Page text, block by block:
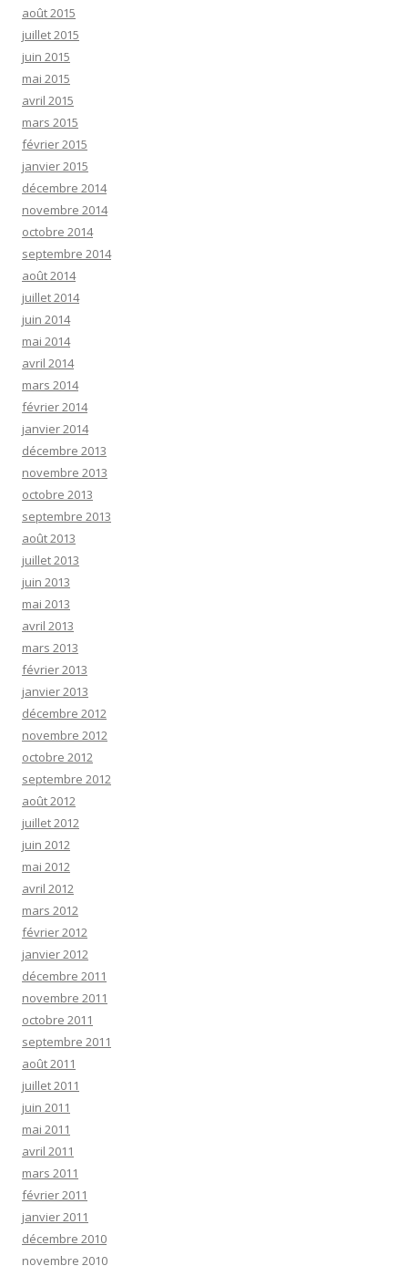
août 2015
juillet 2015
juin 2015
mai 2015
avril 2015
mars 2015
février 2015
janvier 2015
décembre 2014
novembre 2014
octobre 2014
septembre 2014
août 2014
juillet 2014
juin 2014
mai 2014
avril 2014
mars 2014
février 2014
janvier 2014
décembre 2013
novembre 2013
octobre 2013
septembre 2013
août 2013
juillet 2013
juin 2013
mai 2013
avril 2013
mars 2013
février 2013
janvier 2013
décembre 2012
novembre 2012
octobre 2012
septembre 2012
août 2012
juillet 2012
juin 2012
mai 2012
avril 2012
mars 2012
février 2012
janvier 2012
décembre 2011
novembre 2011
octobre 2011
septembre 2011
août 2011
juillet 2011
juin 2011
mai 2011
avril 2011
mars 2011
février 2011
janvier 2011
décembre 2010
novembre 2010